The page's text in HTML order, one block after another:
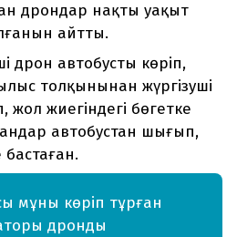
дрондар нақты уақыт
айтты.
дрон автобусты көріп,
толқынынан жүргізуші
жиегіндегі бөгетке
автобустан шығып,
бастаған.
мұны көріп тұрған
дронды